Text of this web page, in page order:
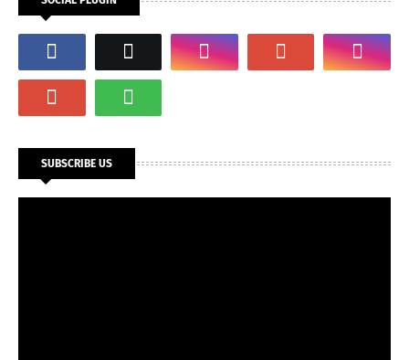
SUBSCRIBE US